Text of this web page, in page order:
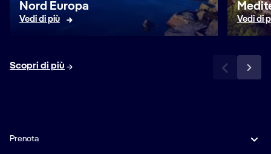
Nord Europa
Vedi di più Vedi di
Scopri di più
Prenota